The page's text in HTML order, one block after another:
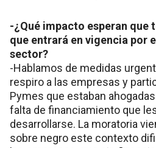
-¿Qué impacto esperan que
que entrará en vigencia por
sector?
-Hablamos de medidas
respiro a las empresas y
Pymes que estaban
falta de financiamiento que
desarrollarse. La moratoria
sobre negro este contexto